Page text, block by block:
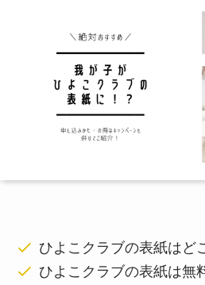
ひよこクラブの表紙はど
ひよこクラブの表紙は無